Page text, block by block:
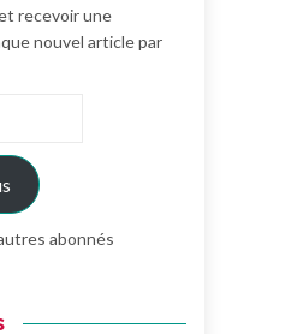
recevoir une
nouvel article par
abonnés